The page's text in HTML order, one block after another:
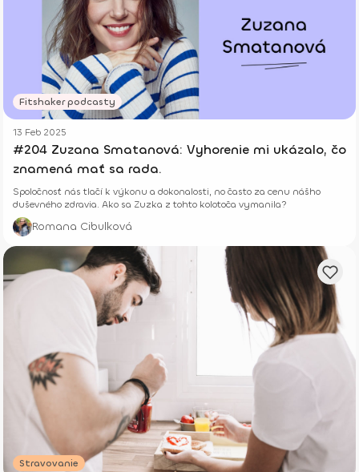
Fitshaker podcasty
13 Feb 2025
#204 Zuzana Smatanová: Vyhorenie mi ukázalo, čo
znamená mať sa rada.
Spoločnosť nás tlačí k výkonu a dokonalosti, no často za cenu nášho
duševného zdravia. Ako sa Zuzka z tohto kolotoča vymanila?
Romana Cibulková
Stravovanie